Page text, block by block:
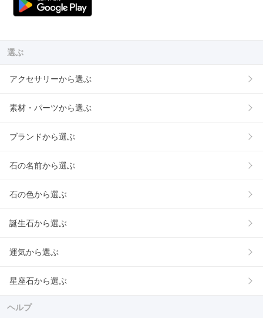
選ぶ
アクセサリーから選ぶ
素材・パーツから選ぶ
ブランドから選ぶ
石の名前から選ぶ
石の色から選ぶ
誕生石から選ぶ
運気から選ぶ
星座石から選ぶ
ヘルプ